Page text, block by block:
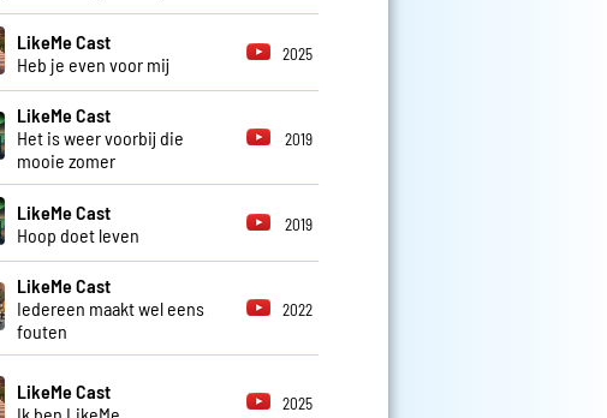
LikeMe Cast
Heb je even voor mij
2025
LikeMe Cast
Het is weer voorbij die
mooie zomer
2019
LikeMe Cast
Hoop doet leven
2019
LikeMe Cast
Iedereen maakt wel eens
fouten
2022
LikeMe Cast
2025